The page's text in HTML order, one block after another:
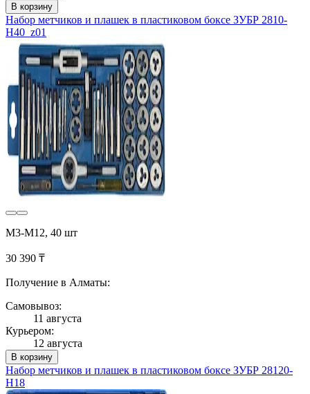
В корзину
Набор метчиков и плашек в пластиковом боксе ЗУБР 2810-
H40_z01
М3-М12, 40 шт
30 390 ₸
Получение в Алматы:
Самовывоз:
11 августа
Курьером:
12 августа
В корзину
Набор метчиков и плашек в пластиковом боксе ЗУБР 28120-
H18